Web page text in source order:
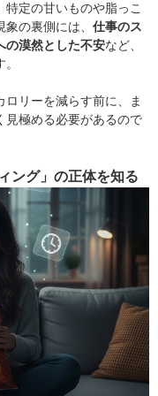
定の甘いものや脂っこ
の裏側には、 仕事のス
の漠然とした不安など、
リーを減らす前に、ま
見極める必要があるので
ング」の正体を知る